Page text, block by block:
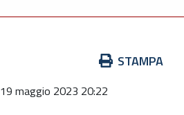
STAMPA
19 maggio 2023 20:22